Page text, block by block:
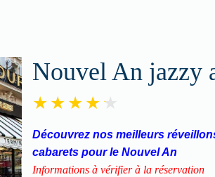
Nouvel An jazzy
Découvrez nos meilleurs
cabarets pour le Nouvel An
Informations à vérifier à la réservation